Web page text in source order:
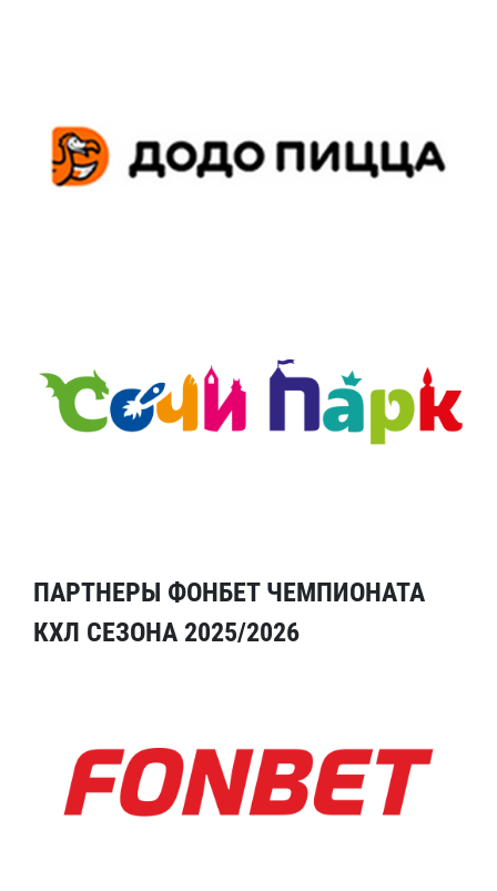
ПАРТНЕРЫ ФОНБЕТ ЧЕМПИОНАТА
КХЛ СЕЗОНА 2025/2026